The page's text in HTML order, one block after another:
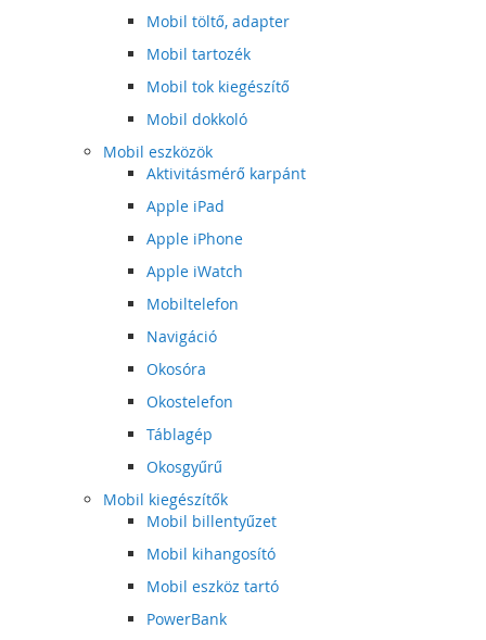
Mobil töltő, adapter
Mobil tartozék
Mobil tok kiegészítő
Mobil dokkoló
Mobil eszközök
Aktivitásmérő karpánt
Apple iPad
Apple iPhone
Apple iWatch
Mobiltelefon
Navigáció
Okosóra
Okostelefon
Táblagép
Okosgyűrű
Mobil kiegészítők
Mobil billentyűzet
Mobil kihangosító
Mobil eszköz tartó
PowerBank